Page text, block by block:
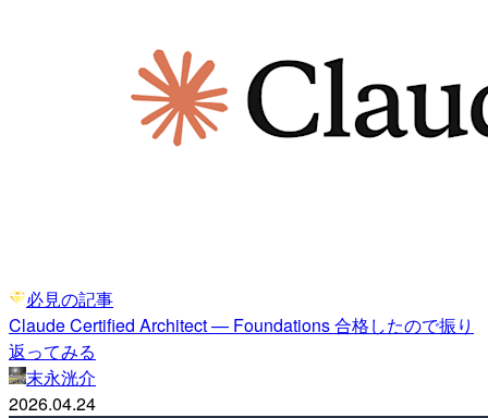
必見の記事
Claude Certified Architect — Foundations 合格したので振り
返ってみる
末永洸介
2026.04.24